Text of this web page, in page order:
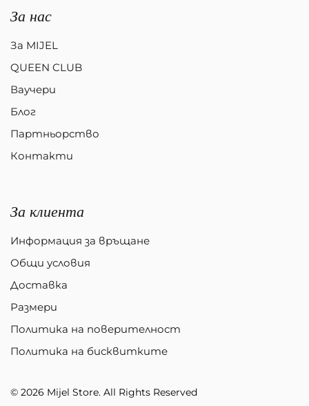
За нас
За MIJEL
QUEEN CLUB
Ваучери
Блог
Партньорство
Контакти
За клиента
Информация за връщане
Общи условия
Доставка
Размери
Политика на поверителност
Политика на бисквитките
© 2026 Mijel Store. All Rights Reserved